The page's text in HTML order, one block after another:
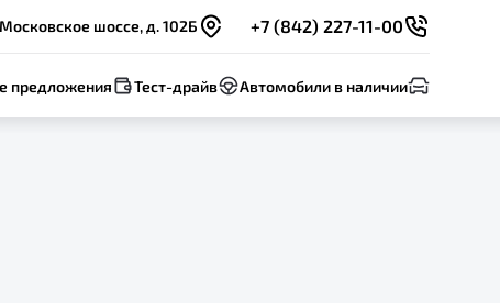
шоссе, д. 102Б +7 (842) 227-11-00
предложения Тест-драйв Автомобили в наличии